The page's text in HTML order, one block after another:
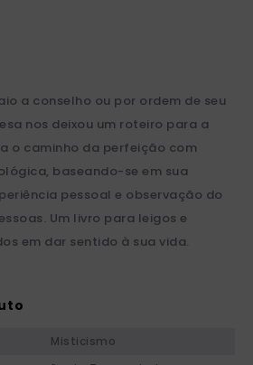
a conselho ou por ordem de seu
nos deixou um roteiro para a
o caminho da perfeição com
baseando-se em sua
pessoal e observação do
Um livro para leigos e
em dar sentido à sua vida.
Misticismo